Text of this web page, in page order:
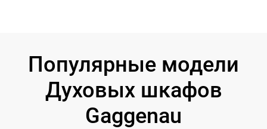
Популярные модели
Духовых шкафов
Gaggenau